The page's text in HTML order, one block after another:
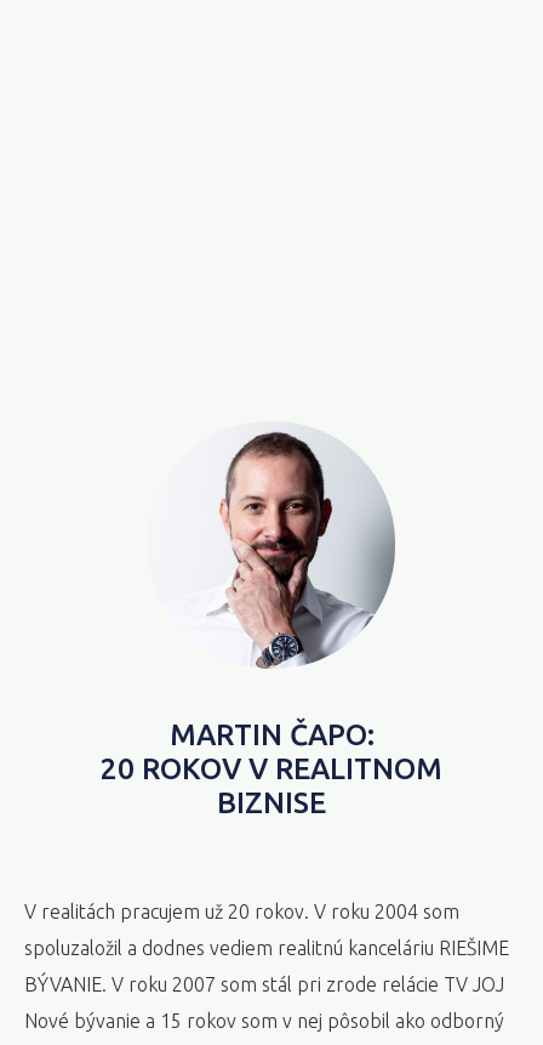
MARTIN ČAPO:
20 ROKOV V REALITNOM
BIZNISE
V realitách pracujem už 20 rokov. V roku 2004 som
spoluzaložil a dodnes vediem realitnú kanceláriu RIEŠIME
BÝVANIE. V roku 2007 som stál pri zrode relácie TV JOJ
Nové bývanie a 15 rokov som v nej pôsobil ako odborný